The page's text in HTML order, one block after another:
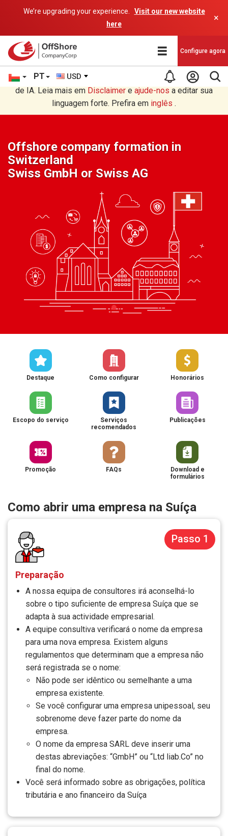
We’re upgrading your experience.
Visit our new website
here
×
PT USD
Configure agora
Você está lendo em Português tradução por um programa
de IA. Leia mais em Disclaimer e ajude-nos a editar sua
linguagem forte. Prefira em inglês .
Offshore company formation in
Switzerland
Swiss GmbH or Swiss AG
Destaque Como configurar Honorários
Escopo do serviço
Serviços
recomendados
Publicações
Promoção FAQs
Download e
formulários
Como abrir uma empresa na Suíça
Passo 1
Preparação
A nossa equipa de consultores irá aconselhá-lo
sobre o tipo suficiente de empresa Suíça que se
adapta à sua actividade empresarial.
A equipe consultiva verificará o nome da empresa
para uma nova empresa. Existem alguns
regulamentos que determinam que a empresa não
será registrada se o nome:
Não pode ser idêntico ou semelhante a uma
empresa existente.
Se você configurar uma empresa unipessoal, seu
sobrenome deve fazer parte do nome da
empresa.
O nome da empresa SARL deve inserir uma
destas abreviações: “GmbH” ou “Ltd liab.Co” no
final do nome.
Você será informado sobre as obrigações, política
tributária e ano financeiro da Suíça